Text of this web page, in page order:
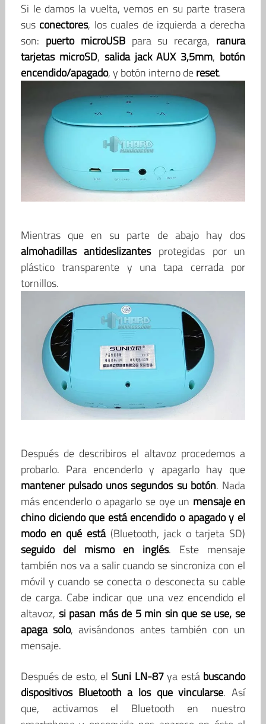
Si le damos la vuelta, vemos en su parte trasera
sus conectores, los cuales de izquierda a derecha
son: puerto microUSBpara su recarga, ranura
tarjetas microSD, salida jack AUX 3,5mm, botón
encendido/apagado, y botón interno dereset.
Mientras que en su parte de abajo hay dos
almohadillas antideslizantesprotegidas por un
plástico transparente y una tapa cerrada por
tornillos.
Después de describiros el altavoz procedemos a
probarlo. Para encenderlo y apagarlo hay que
mantener pulsado unos segundos su botón. Nada
más encenderlo o apagarlo se oye un mensaje en
chino diciendo que está encendido o apagado y el
modo en qué está(Bluetooth, jack o tarjeta SD)
seguido del mismo en inglés. Este mensaje
también nos va a salir cuando se sincroniza con el
móvil y cuando se conecta o desconecta su cable
de carga. Cabe indicar que una vez encendido el
altavoz, si pasan más de 5 min sin que se use, se
apaga solo, avisándonos antes también con un
mensaje.
Después de esto, el Suni LN-87ya está buscando
dispositivos Bluetooth a los que vincularse. Así
que, activamos el Bluetooth en nuestro